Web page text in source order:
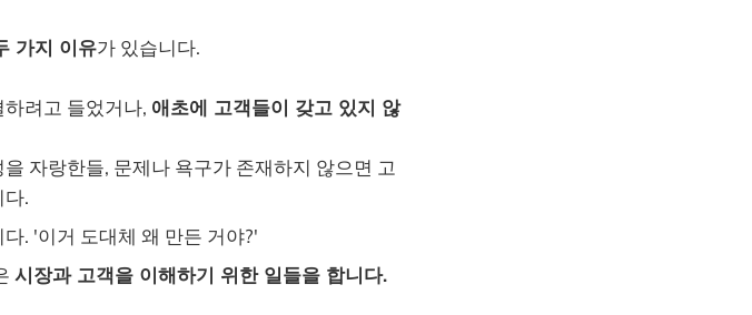
가지 이유가 있습니다.
하려고 들었거나, 애초에 고객들이 갖고 있지 않
자랑한들, 문제나 욕구가 존재하지 않으면 고
.
. '이거 도대체 왜 만든 거야?'
시장과 고객을 이해하기 위한 일들을 합니다.